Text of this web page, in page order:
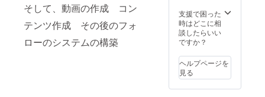
そして、動画の作成 コン
テンツ作成 その後のフォ
ローのシステムの構築
支援で困った
時はどこに相
談したらいい
ですか？
ヘルプページを
見る